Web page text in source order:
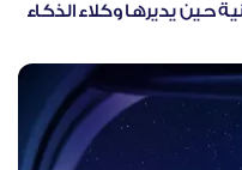
حين يديرها وكلاء الذكاء